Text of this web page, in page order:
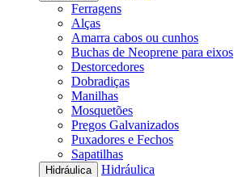
Ferragens
Alças
Amarra cabos ou cunhos
Buchas de Neoprene para eixos
Destorcedores
Dobradiças
Manilhas
Mosquetões
Pregos Galvanizados
Puxadores e Fechos
Sapatilhas
Hidráulica
Hidráulica